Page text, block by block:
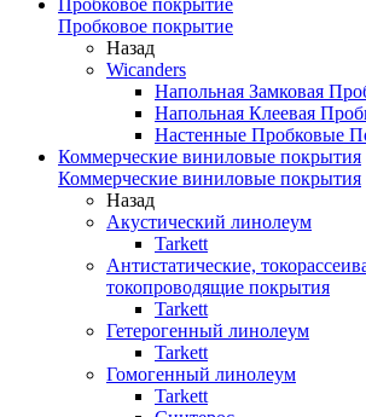
Пробковое покрытие
Пробковое покрытие
Назад
Wicanders
Напольная Замковая
Напольная Клеевая
Настенные Пробковые
Коммерческие виниловые покрытия
Коммерческие виниловые покрытия
Назад
Акустический линолеум
Tarkett
Антистатические,
токопроводящие покрытия
Tarkett
Гетерогенный линолеум
Tarkett
Гомогенный линолеум
Tarkett